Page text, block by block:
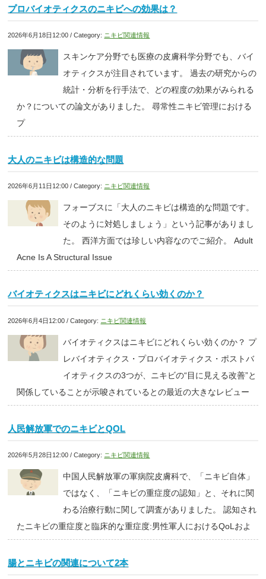
プロバイオティクスのニキビへの効果は？
2026年6月18日12:00 / Category: ニキビ関連情報
スキンケア分野でも医療の皮膚科学分野でも、バイ
オティクスが注目されています。 過去の研究からの
統計・分析を行手法で、どの程度の効果がみられる
か？についての論文がありました。 尋常性ニキビ管理における
プ
大人のニキビは構造的な問題
2026年6月11日12:00 / Category: ニキビ関連情報
フォーブスに「大人のニキビは構造的な問題です。
そのように対処しましょう」という記事がありまし
た。 西洋方面では珍しい内容なのでご紹介。 Adult
Acne Is A Structural Issue
バイオティクスはニキビにどれくらい効くのか？
2026年6月4日12:00 / Category: ニキビ関連情報
バイオティクスはニキビにどれくらい効くのか？ プ
レバイオティクス・プロバイオティクス・ポストバ
イオティクスの3つが、ニキビの“目に見える改善”と
関係していることが示唆されているとの最近の大きなレビュー
人民解放軍でのニキビとQOL
2026年5月28日12:00 / Category: ニキビ関連情報
中国人民解放軍の軍病院皮膚科で、「ニキビ自体」
ではなく、「ニキビの重症度の認知」と、それに関
わる治療行動に関して調査がありました。 認知され
たニキビの重症度と臨床的な重症度:男性軍人におけるQoLおよ
腸とニキビの関連について2本